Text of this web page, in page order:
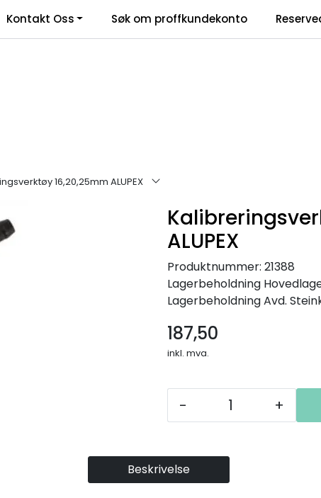
Kontakt Oss Søk om proffkundekonto
16,20,25mm ALUPEX
ALUPEX
Produktnummer: 21388
Lagerbeholdning
LagerbeholdningAvd.
187,50
inkl. mva.
- +
Beskrivelse